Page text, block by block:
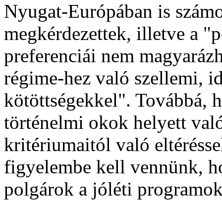
Nyugat-Európában is
megkérdezettek, illetve a
preferenciái nem
régime-hez való szellemi,
kötöttségekkel". Továbbá,
történelmi okok helyett
kritériumaitól való
figyelembe kell vennünk,
polgárok a jóléti